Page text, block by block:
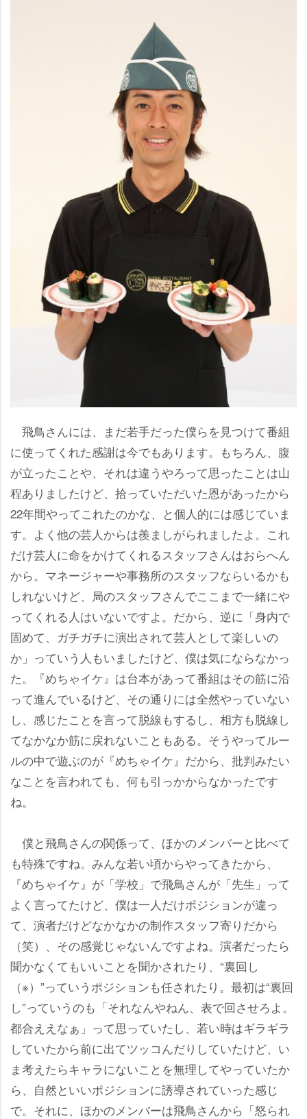
飛鳥さんには、まだ若手だった僕らを見つけて番組
に使ってくれた感謝は今でもあります。もちろん、腹
が立ったことや、それは違うやろって思ったことは山
程ありましたけど、拾っていただいた恩があったから
22年間やってこれたのかな、と個人的には感じていま
す。よく他の芸人からは羨ましがられましたよ。これ
だけ芸人に命をかけてくれるスタッフさんはおらへん
から。マネージャーや事務所のスタッフならいるかも
しれないけど、局のスタッフさんでここまで一緒に
ってくれる人はいないですよ。だから、逆に「身内で
固めて、ガチガチに演出されて芸人として楽しいの
か」っていう人もいましたけど、僕は気にならなかっ
た。『めちゃイケ』は台本があって番組はその筋に沿
って進んでいるけど、その通りには全然やっていない
し、感じたことを言って脱線もするし、相方も脱線し
てなかなか筋に戻れないこともある。そうやってルー
ルの中で遊ぶのが『めちゃイケ』だから、批判みたい
なことを言われても、何も引っかからなかったです
ね。
僕と飛鳥さんの関係って、ほかのメンバーと比べて
も特殊ですね。みんな若い頃からやってきたから、
『めちゃイケ』が「学校」で飛鳥さんが「先生」って
よく言ってたけど、僕は一人だけポジションが違っ
て、演者だけどなかなかの制作スタッフ寄りだから
（笑）、その感覚じゃないんですよね。演者だったら
聞かなくてもいいことを聞かされたり、“裏回し
（※）”っていうポジションも任されたり。最初は“裏回
し”っていうのも「それなんやねん、表で回させろよ。
都合ええなぁ」って思っていたし、若い時はギラギラ
していたから前に出てツッコんだりしていたけど、い
ま考えたらキャラにないことを無理してやっていたか
ら、自然といいポジションに誘導されていった感じ
で。それに、ほかのメンバーは飛鳥さんから「怒られ